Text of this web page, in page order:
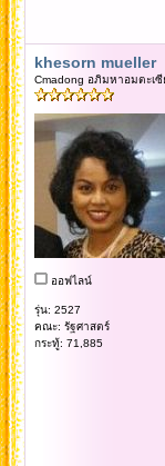
khesorn mueller
Cmadong อภิมหาอมตะเซี
ออฟไลน์
รุ่น: 2527
คณะ: รัฐศาสตร์
กระทู้: 71,885